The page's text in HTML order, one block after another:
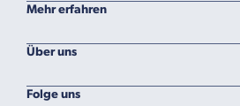
Mehr erfahren
Über uns
Folge uns